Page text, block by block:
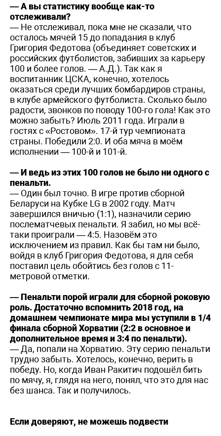
— А вы статистику вообще как-то
отслеживали?
— Не отслеживал, пока мне не сказали, что
осталось мячей 15 до попадания в клуб
Григория Федотова (объединяет советских и
российских футболистов, забивших за карьеру
100 и более голов. — А.Д.). Так как я
воспитанник ЦСКА, конечно, хотелось
оказаться среди лучших бомбардиров страны,
в клубе армейского футболиста. Сколько было
радости, звонков по поводу 100-го гола! Как это
можно забыть? Июль 2011 года. Играли в
гостях с «Ростовом». 17-й тур чемпионата
страны. Победили 2:0. И оба мяча в моём
исполнении — 100-й и 101-й.
— И ведь из этих 100 голов не было ни одного с
пенальти.
— Один был точно. В игре против сборной
Беларуси на Кубке LG в 2002 году. Матч
завершился вничью (1:1), назначили серию
послематчевых пенальти. Я забил, но мы всё-
таки проиграли — 4:5. Назовём это
исключением из правил. Как бы там ни было,
войдя в клуб Григория Федотова, я для себя
поставил цель обойтись без голов с 11-
метровой отметки.
— Пенальти порой играли для сборной роковую
роль. Достаточно вспомнить 2018 год, на
домашнем чемпионате мира мы уступили в 1/4
финала сборной Хорватии (2:2 в основное и
дополнительное время и 3:4 по пенальти).
— Да, попали на Хорватию. Эту серию пенальти
трудно забыть. Хотелось, конечно, верить в
победу. Но, когда Иван Ракитич подошёл бить
по мячу, я, глядя на него, понял, что это для нас
без шанса. Так и получилось.
Если доверяют, не можешь подвести